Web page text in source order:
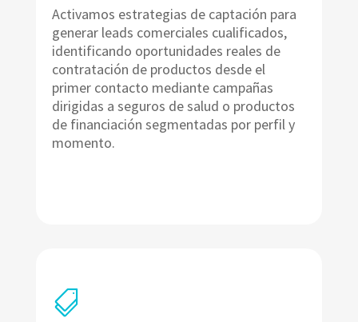
Activamos estrategias de captación para
generar leads comerciales cualificados,
identificando oportunidades reales de
contratación de productos desde el
primer contacto mediante campañas
dirigidas a seguros de salud o productos
de financiación segmentadas por perfil y
momento.
